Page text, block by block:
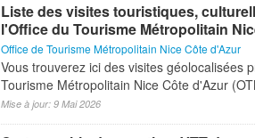
Liste des visites touristiques,
l'Office du Tourisme Métropolitain
Office de Tourisme Métropolitain Nice Côte d'Azur
Vous trouverez ici des visites géolocalisées
Tourisme Métropolitain Nice Côte d'Azur
Mise à jour: 9 Mai 2026